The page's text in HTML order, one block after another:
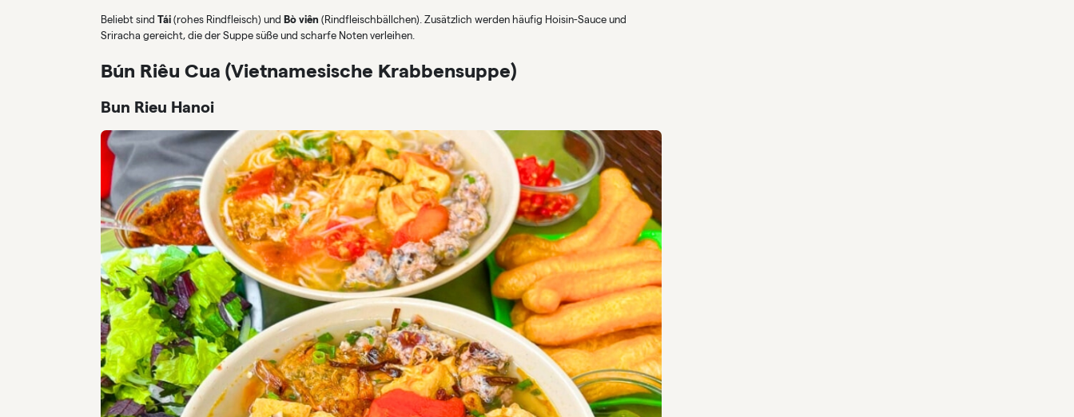
Beliebt sind Tái (rohes Rindfleisch) und Bò viên (Rindfleischbällchen). Zusätzlich werden häufig Hoisin-Sauce und
Sriracha gereicht, die der Suppe süße und scharfe Noten verleihen.
Bún Riêu Cua (Vietnamesische Krabbensuppe)
Bun Rieu Hanoi